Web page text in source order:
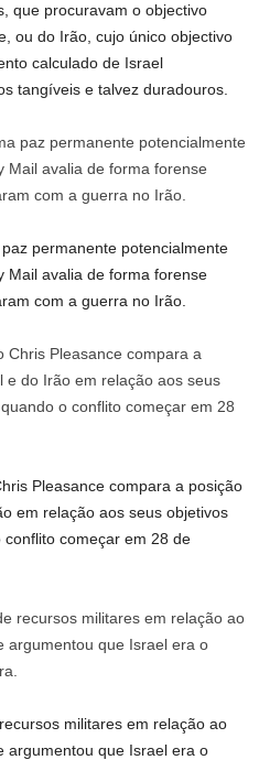
que procuravam o objectivo
ou do Irão, cujo único objectivo
calculado de Israel
tangíveis e talvez duradouros.
permanente potencialmente
Mail avalia de forma forense
com a guerra no Irão.
Pleasance compara a posição
em relação aos seus objetivos
começar em 28 de
militares em relação ao
argumentou que Israel era o